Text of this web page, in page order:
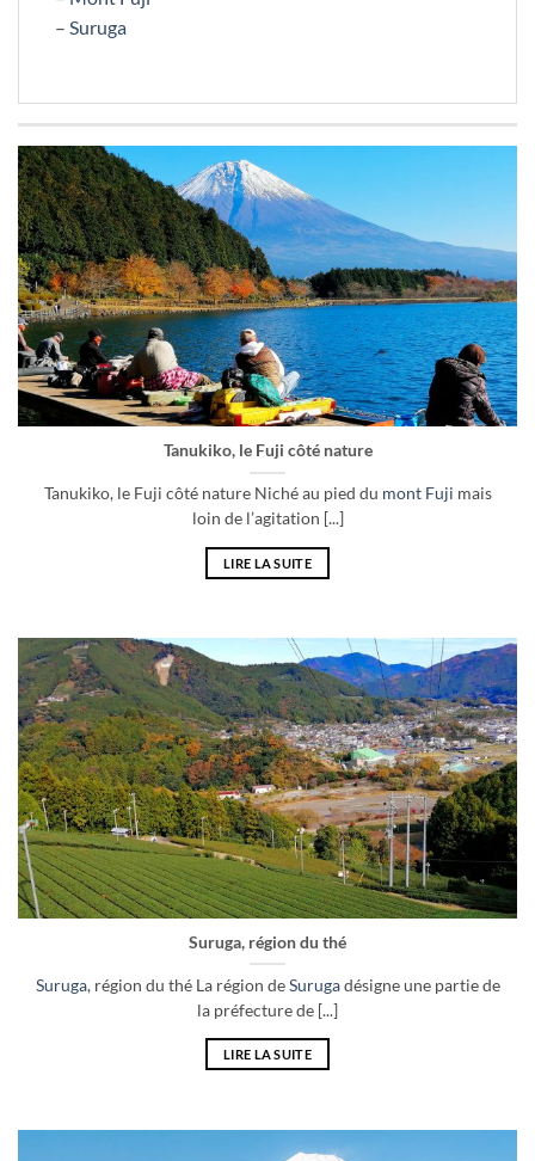
– Suruga
Tanukiko, le Fuji côté nature
Tanukiko, le Fuji côté nature Niché au pied du mont Fuji mais
loin de l’agitation [...]
LIRE LA SUITE
Suruga, région du thé
Suruga, région du thé La région deSurugadésigne une partie de
la préfecture de [...]
LIRE LA SUITE